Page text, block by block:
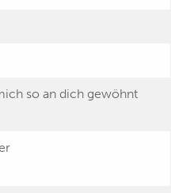
so an dich gewöhnt